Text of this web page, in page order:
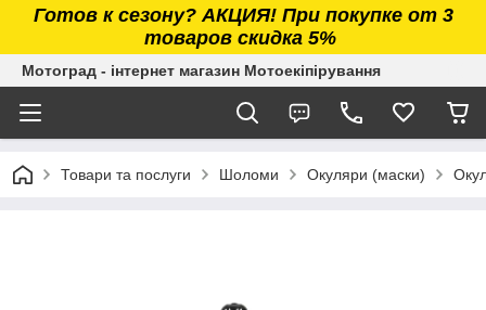
Готов к сезону? АКЦИЯ! При покупке от 3
товаров скидка 5%
Мотоград - інтернет магазин Мотоекіпірування
Товари та послуги Шоломи Окуляри (маски)